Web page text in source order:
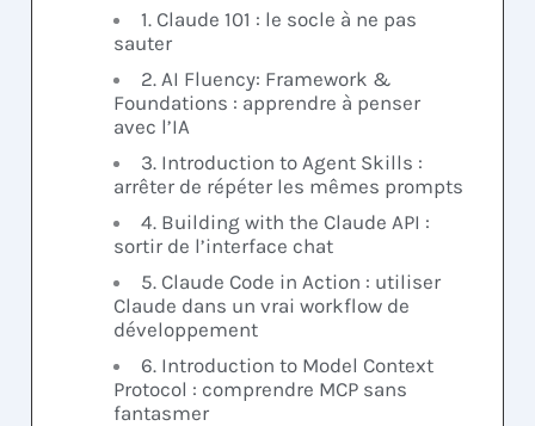
1. Claude 101 : le socle à ne pas
sauter
2. AI Fluency: Framework &
Foundations : apprendre à penser
avec l’IA
3. Introduction to Agent Skills :
arrêter de répéter les mêmes prompts
4. Building with the Claude API :
sortir de l’interface chat
5. Claude Code in Action : utiliser
Claude dans un vrai workflow de
développement
6. Introduction to Model Context
Protocol : comprendre MCP sans
fantasmer